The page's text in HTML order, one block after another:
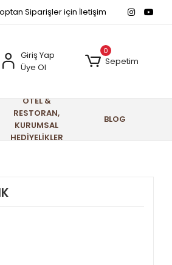
Siparişler için İletişim
Giriş Yap
Üye Ol
0
Sepetim
OTEL &
RESTORAN,
KURUMSAL
HEDİYELİKLER
BLOG